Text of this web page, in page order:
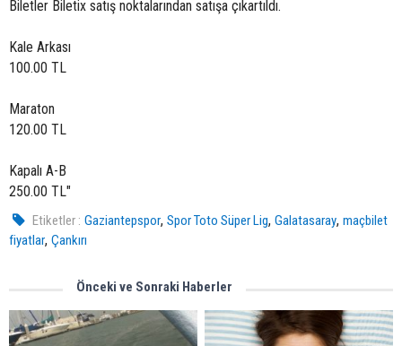
Biletler Biletix satış noktalarından satışa çıkartıldı.
Kale Arkası
100.00 TL
Maraton
120.00 TL
Kapalı A-B
250.00 TL"
Etiketler : Gaziantepspor,Spor Toto Süper Lig,Galatasaray,maçbilet
fiyatlar, Çankırı
Önceki ve Sonraki Haberler